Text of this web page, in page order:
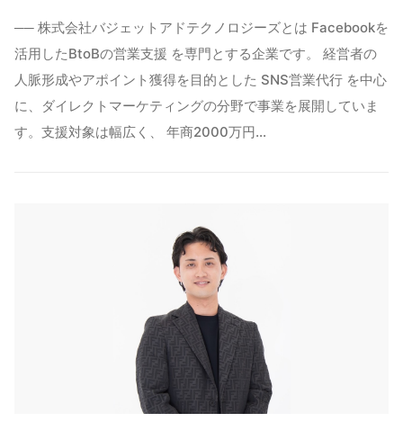
── 株式会社バジェットアドテクノロジーズとは Facebookを
活用したBtoBの営業支援 を専門とする企業です。 経営者の
人脈形成やアポイント獲得を目的とした SNS営業代行 を中心
に、ダイレクトマーケティングの分野で事業を展開していま
す。支援対象は幅広く、 年商2000万円…